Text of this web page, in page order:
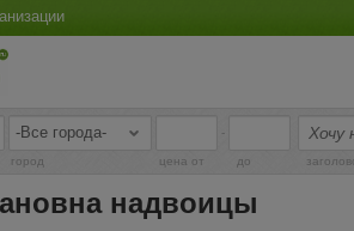
-
город цена от до
надвоицы